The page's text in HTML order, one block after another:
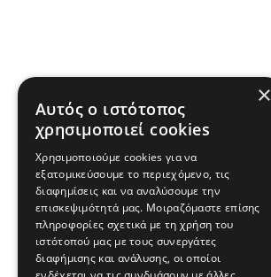
×
Αυτός ο ιστότοπος
χρησιμοποιεί cookies
Χρησιμοποιούμε cookies για να
εξατομικεύσουμε το περιεχόμενο, τις
διαφημίσεις και να αναλύσουμε την
επισκεψιμότητά μας. Μοιραζόμαστε επίσης
πληροφορίες σχετικά με τη χρήση του
ιστότοπού μας με τους συνεργάτες
διαφήμισης και ανάλυσης, οι οποίοι